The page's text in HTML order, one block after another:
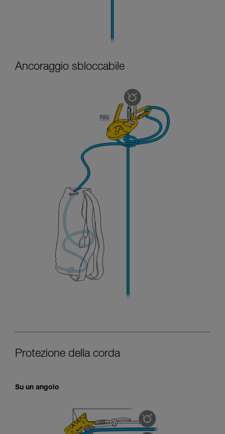
Ancoraggio sbloccabile
Protezione della corda
Su un angolo